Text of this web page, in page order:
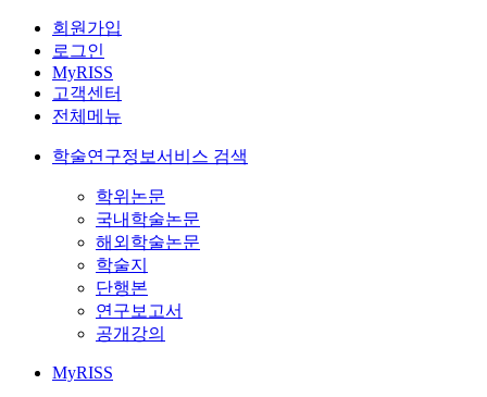
회원가입
로그인
MyRISS
고객센터
전체메뉴
학술연구정보서비스 검색
학위논문
국내학술논문
해외학술논문
학술지
단행본
연구보고서
공개강의
MyRISS